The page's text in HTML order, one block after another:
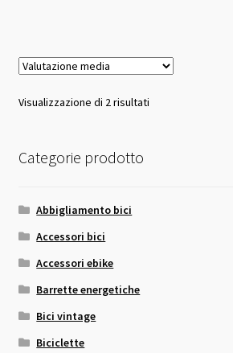
Visualizzazione di 2 risultatiValutazione
Categorie prodotto
Abbigliamento bici
Accessori bici
Accessori ebike
Barrette energetiche
Bici vintage
Biciclette